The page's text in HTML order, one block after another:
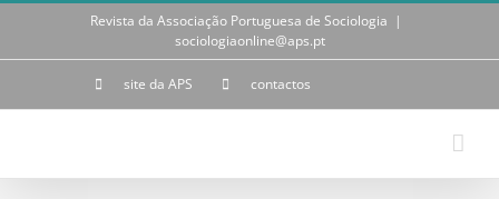
Skip
Revista da Associação Portuguesa de Sociologia |
sociologiaonline@aps.pt
site da APS contactos